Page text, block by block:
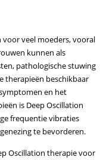
veel moeders, vooral
kunnen als
pathologische stuwing
therapieën beschikbaar
en het
is Deep Oscillation
frequentie vibraties
te bevorderen.
Oscillation therapie voor